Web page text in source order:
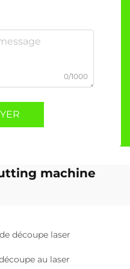
0/1000
machine
découpe laser
au laser